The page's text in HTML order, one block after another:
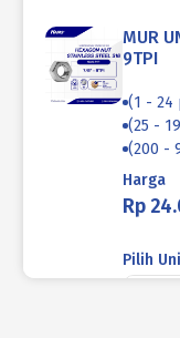
MUR
9TPI
(1 - 24
(25 -
(200 -
Harga
Rp
Pilih